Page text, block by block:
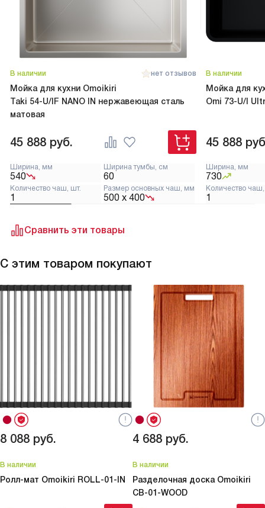
Удобная, красивая, качественная мойка. Могу
Очень интересно реализован донный клапан,
благодаря нему раковина смотрится
минималистично, как часть интерьера,
а не досадная необходимость. В общем, бренд
стал настоящим открытием, рекомендую.
Сравнить эти товары
В наличии нет отзывов
Мойка для кухни Omoikiri
Taki 54-U/IF NANO IN нержавеющая сталь
матовая
45 888 руб.
Ширина, мм
540
Ширина тумбы, см
60
Количество чаш, шт.
1
Размер основных чаш, мм
500 х 400
В наличии
Мойка для
Omi 73-U/I
45 888
Ширина, мм
730
Количество
1
С этим товаром покупают
8 088 руб.
В наличии
Ролл-мат Omoikiri ROLL-01-IN
4 688 руб.
В наличии
Разделочная доска Omoikiri
CB-01-WOOD